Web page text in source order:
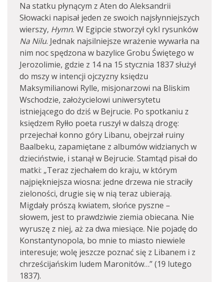
Na statku płynącym z Aten do Aleksandrii
Słowacki napisał jeden ze swoich najsłynniejszych
wierszy, Hymn. W Egipcie stworzył cykl rysunków
Na Nilu. Jednak najsilniejsze wrażenie wywarła na
nim noc spędzona w bazylice Grobu Świętego w
Jerozolimie, gdzie z 14 na 15 stycznia 1837 służył
do mszy w intencji ojczyzny księdzu
Maksymilianowi Rylle, misjonarzowi na Bliskim
Wschodzie, założycielowi uniwersytetu
istniejącego do dziś w Bejrucie. Po spotkaniu z
księdzem Ryłło poeta ruszył w dalszą drogę:
przejechał konno góry Libanu, obejrzał ruiny
Baalbeku, zapamiętane z albumów widzianych w
dzieciństwie, i stanął w Bejrucie. Stamtąd pisał do
matki: „Teraz zjechałem do kraju, w którym
najpiękniejsza wiosna: jedne drzewa nie straciły
zieloności, drugie się w nią teraz ubierają.
Migdały prószą kwiatem, słońce pyszne –
słowem, jest to prawdziwie ziemia obiecana. Nie
wyruszę z niej, aż za dwa miesiące. Nie pojadę do
Konstantynopola, bo mnie to miasto niewiele
interesuje; wolę jeszcze poznać się z Libanem i z
chrześcijańskim ludem Maronitów…” (19 lutego
1837).